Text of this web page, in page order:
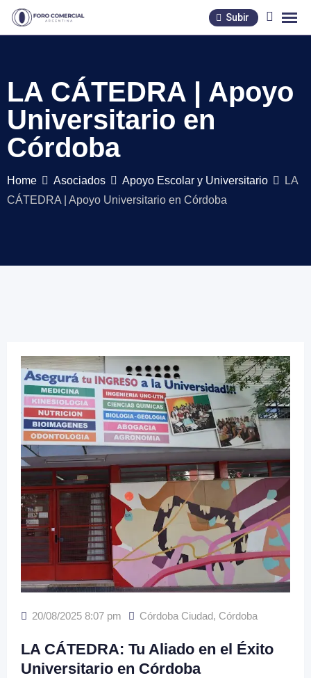
Skip
Subir
LA CÁTEDRA | Apoyo
Universitario en
Córdoba
Home Asociados Apoyo Escolar y Universitario
LA
CÁTEDRA | Apoyo Universitario en Córdoba
20/08/2025 8:07 pm Córdoba Ciudad, Córdoba
LA CÁTEDRA: Tu Aliado en el Éxito
Universitario en Córdoba